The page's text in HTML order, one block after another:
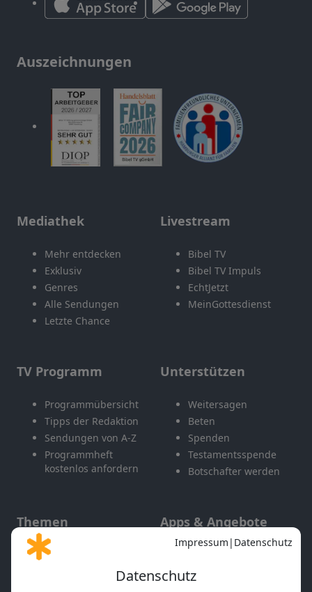
Auszeichnungen
Mediathek
Mehr entdecken
Exklusiv
Genres
Alle Sendungen
Letzte Chance
Livestream
Bibel TV
Bibel TV Impuls
EchtJetzt
MeinGottesdienst
TV Programm
Programmübersicht
Tipps der Redaktion
Sendungen von A-Z
Programmheft
kostenlos anfordern
Unterstützen
Weitersagen
Beten
Spenden
Testamentsspende
Botschafter werden
Themen
Gott und Bibel erklärt
Apps & Angebote
Mobile App